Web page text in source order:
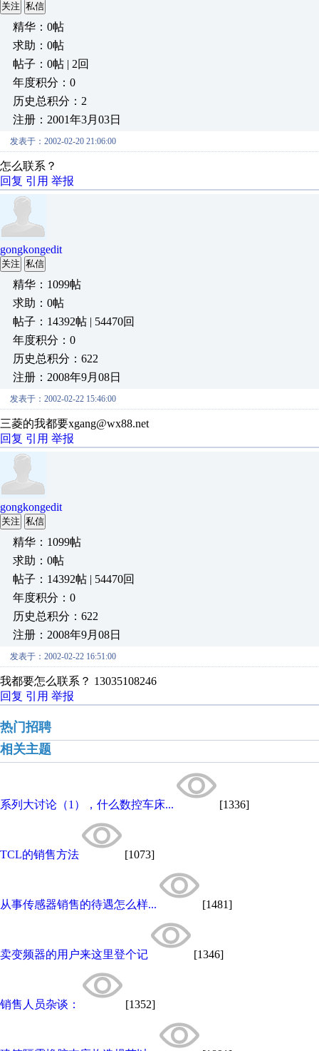
关注 私信
精华：0帖
求助：0帖
帖子：0帖 | 2回
年度积分：0
历史总积分：2
注册：2001年3月03日
发表于：2002-02-20 21:06:00
怎么联系？
回复 引用 举报
gongkongedit
关注 私信
精华：1099帖
求助：0帖
帖子：14392帖 | 54470回
年度积分：0
历史总积分：622
注册：2008年9月08日
发表于：2002-02-22 15:46:00
三菱的我都要xgang@wx88.net
回复 引用 举报
gongkongedit
关注 私信
精华：1099帖
求助：0帖
帖子：14392帖 | 54470回
年度积分：0
历史总积分：622
注册：2008年9月08日
发表于：2002-02-22 16:51:00
我都要怎么联系？ 13035108246
回复 引用 举报
热门招聘
相关主题
系列大讨论（1），什么数控车床... [1336]
TCL的销售方法 [1073]
从事传感器销售的待遇怎么样... [1481]
卖变频器的用户来这里登个记 [1346]
销售人员杂谈： [1352]